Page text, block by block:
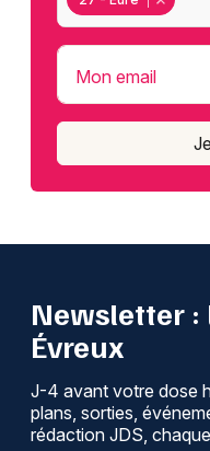
Mon email
Newsletter :
Évreux
J-4 avant votre dose
plans, sorties,
rédaction JDS,